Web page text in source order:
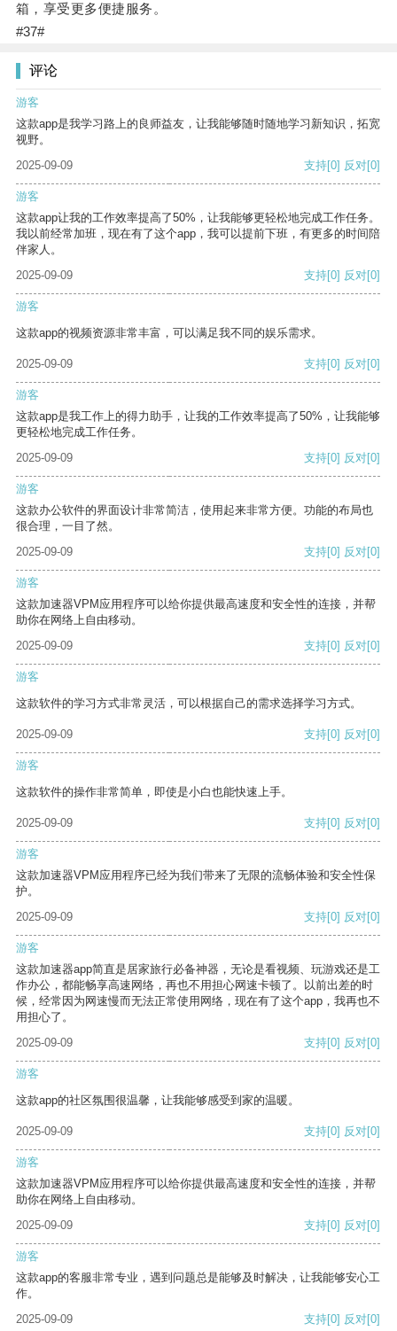
箱，享受更多便捷服务。
#37#
评论
游客
这款app是我学习路上的良师益友，让我能够随时随地学习新知识，拓宽
视野。
2025-09-09
支持[0] 反对[0]
游客
这款app让我的工作效率提高了50%，让我能够更轻松地完成工作任务。
我以前经常加班，现在有了这个app，我可以提前下班，有更多的时间陪
伴家人。
2025-09-09
支持[0] 反对[0]
游客
这款app的视频资源非常丰富，可以满足我不同的娱乐需求。
2025-09-09 支持[0] 反对[0]
游客
这款app是我工作上的得力助手，让我的工作效率提高了50%，让我能够
更轻松地完成工作任务。
2025-09-09
支持[0] 反对[0]
游客
这款办公软件的界面设计非常简洁，使用起来非常方便。功能的布局也
很合理，一目了然。
2025-09-09
支持[0] 反对[0]
游客
这款加速器VPM应用程序可以给你提供最高速度和安全性的连接，并帮
助你在网络上自由移动。
2025-09-09
支持[0] 反对[0]
游客
这款软件的学习方式非常灵活，可以根据自己的需求选择学习方式。
2025-09-09 支持[0] 反对[0]
游客
这款软件的操作非常简单，即使是小白也能快速上手。
2025-09-09 支持[0] 反对[0]
游客
这款加速器VPM应用程序已经为我们带来了无限的流畅体验和安全性保
护。
2025-09-09
支持[0] 反对[0]
游客
这款加速器app简直是居家旅行必备神器，无论是看视频、玩游戏还是工
作办公，都能畅享高速网络，再也不用担心网速卡顿了。以前出差的时
候，经常因为网速慢而无法正常使用网络，现在有了这个app，我再也不
用担心了。
2025-09-09
支持[0] 反对[0]
游客
这款app的社区氛围很温馨，让我能够感受到家的温暖。
2025-09-09 支持[0] 反对[0]
游客
这款加速器VPM应用程序可以给你提供最高速度和安全性的连接，并帮
助你在网络上自由移动。
2025-09-09
支持[0] 反对[0]
游客
这款app的客服非常专业，遇到问题总是能够及时解决，让我能够安心工
作。
2025-09-09
支持[0] 反对[0]